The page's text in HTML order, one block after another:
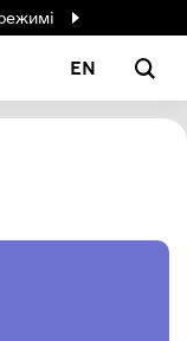
EN